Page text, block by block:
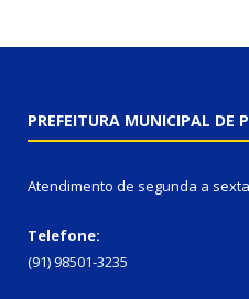
PREFEITURA MUNICIPAL DE
Atendimento de segunda a
Telefone:
(91) 98501-3235